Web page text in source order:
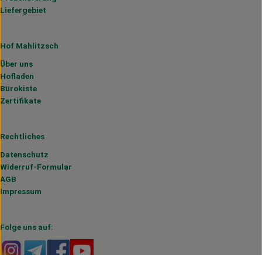
Liefergebiet
Hof Mahlitzsch
Über uns
Hofladen
Bürokiste
Zertifikate
Rechtliches
Datenschutz
Widerruf-Formular
AGB
Impressum
Folge uns auf:
Externer Link zu https://www.instagram.com/
Externer Link zu https://t.me/s/hofmahlitzsch
Externer Link zu https://www.facebook.com/